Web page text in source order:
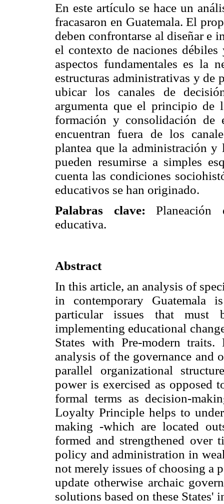
En este artículo se hace un
fracasaron en Guatemala. El
deben confrontarse al diseñar e
el contexto de naciones
aspectos fundamentales es la
estructuras administrativas y
ubicar los canales de
argumenta que el principio de
formación y consolidación de
encuentran fuera de los
plantea que la administración
pueden resumirse a simples
cuenta las condiciones
educativos se han originado.
Palabras clave: Planeación
educativa.
Abstract
In this article, an analysis of
in contemporary
particular issues that must
implementing educational
States with Pre-modern
analysis of the governance and
parallel organizational
power is exercised as opposed
formal terms as decision-
Loyalty Principle helps to
making -which are located
formed and strengthened over
policy and administration in
not merely issues of choosing a
update otherwise archaic
solutions based on these States'